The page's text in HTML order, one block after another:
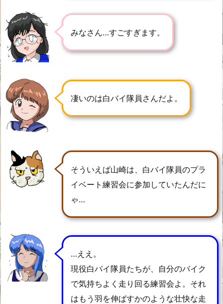
みなさん…すごすぎます。
凄いのは白バイ隊員さんだよ。
そういえば山崎は、白バイ隊員のプラ
イベート練習会に参加していたんだに
ゃ…
…ええ。
現役白バイ隊員たちが、自分のバイク
で気持ちよく走り回る練習会よ。それ
はもう羽を伸ばすかのような壮快な走